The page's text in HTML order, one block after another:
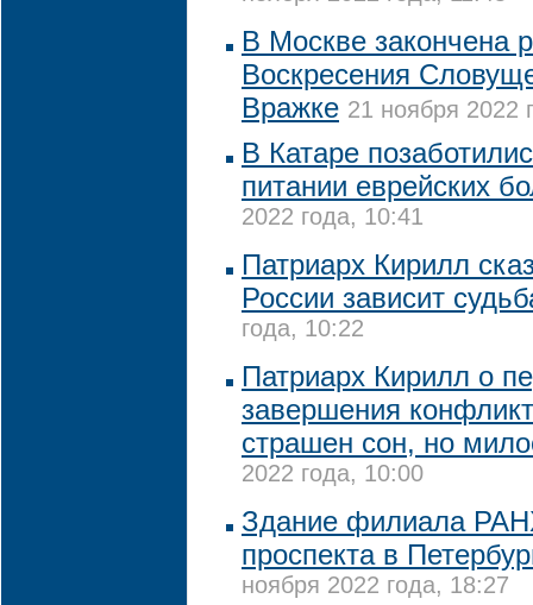
В Москве закончена
Воскресения
Вражке 21 ноября 2022
В Катаре
питании еврейских
2022 года, 10:41
Патриарх Кирилл
России зависит
года, 10:22
Патриарх Кирилл о
завершения
страшен сон, но
2022 года, 10:00
Здание филиала
проспекта в
ноября 2022 года, 18:27